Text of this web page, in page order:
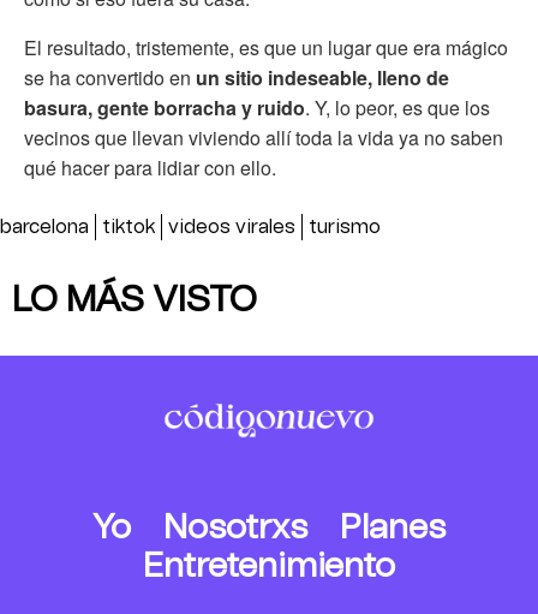
El resultado, tristemente, es que un lugar que era mágico
se ha convertido en un sitio indeseable, lleno de
basura, gente borracha y ruido. Y, lo peor, es que los
vecinos que llevan viviendo allí toda la vida ya no saben
qué hacer para lidiar con ello.
barcelona tiktok videos virales turismo
LO MÁS VISTO
Yo Nosotrxs
Planes
Entretenimiento